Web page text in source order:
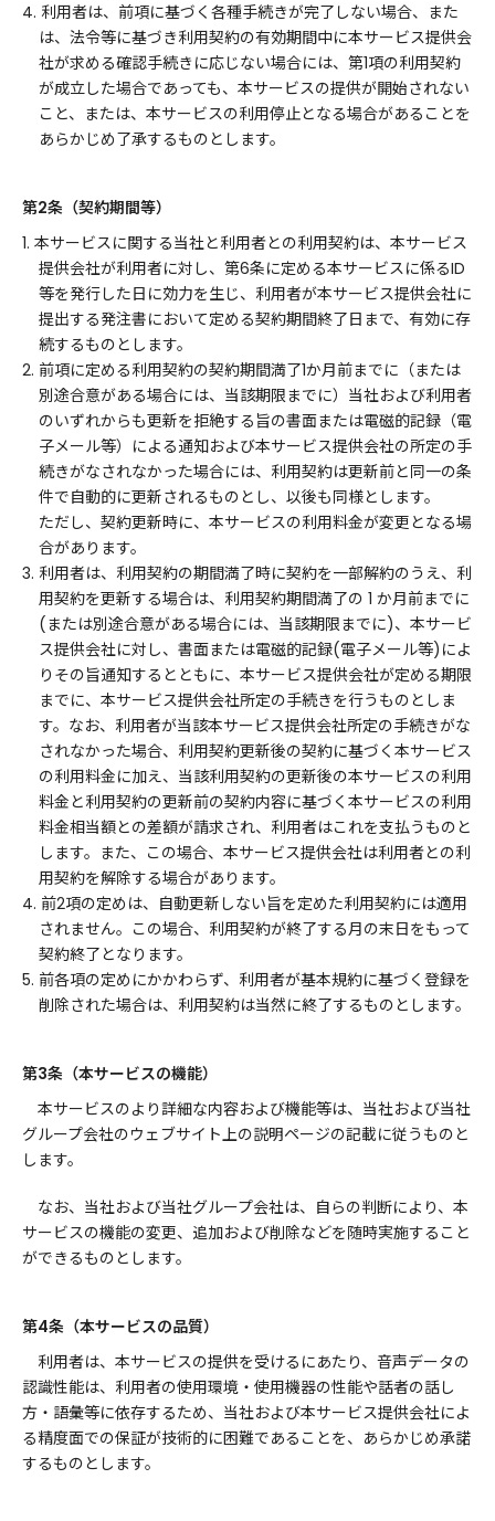
4. 利用者は、前項に基づく各種手続きが完了しない場合、また
は、法令等に基づき利用契約の有効期間中に本サービス提供会
社が求める確認手続きに応じない場合には、第1項の利用契約
が成立した場合であっても、本サービスの提供が開始されない
こと、または、本サービスの利用停止となる場合があることを
あらかじめ了承するものとします。
第2条（契約期間等）
1. 本サービスに関する当社と利用者との利用契約は、本サービス
提供会社が利用者に対し、第6条に定める本サービスに係るID
等を発行した日に効力を生じ、利用者が本サービス提供会社に
提出する発注書において定める契約期間終了日まで、有効に存
続するものとします。
2. 前項に定める利用契約の契約期間満了1か月前までに（または
別途合意がある場合には、当該期限までに）当社および利用者
のいずれからも更新を拒絶する旨の書面または電磁的記録（電
子メール等）による通知および本サービス提供会社の所定の手
続きがなされなかった場合には、利用契約は更新前と同一の条
件で自動的に更新されるものとし、以後も同様とします。
ただし、契約更新時に、本サービスの利用料金が変更となる場
合があります。
3. 利用者は、利用契約の期間満了時に契約を一部解約のうえ、利
用契約を更新する場合は、利用契約期間満了の 1 か月前までに
(または別途合意がある場合には、当該期限までに)、本サービ
ス提供会社に対し、書面または電磁的記録(電子メール等)によ
りその旨通知するとともに、本サービス提供会社が定める期限
までに、本サービス提供会社所定の手続きを行うものとしま
す。なお、利用者が当該本サービス提供会社所定の手続きがな
されなかった場合、利用契約更新後の契約に基づく本サービス
の利用料金に加え、当該利用契約の更新後の本サービスの利用
料金と利用契約の更新前の契約内容に基づく本サービスの利用
料金相当額との差額が請求され、利用者はこれを支払うものと
します。また、この場合、本サービス提供会社は利用者との利
用契約を解除する場合があります。
4. 前2項の定めは、自動更新しない旨を定めた利用契約には適用
されません。この場合、利用契約が終了する月の末日をもって
契約終了となります。
5. 前各項の定めにかかわらず、利用者が基本規約に基づく登録を
削除された場合は、利用契約は当然に終了するものとします。
第3条（本サービスの機能）
本サービスのより詳細な内容および機能等は、当社および当社
グループ会社のウェブサイト上の説明ページの記載に従うものと
します。
なお、当社および当社グループ会社は、自らの判断により、本
サービスの機能の変更、追加および削除などを随時実施すること
ができるものとします。
第4条（本サービスの品質）
利用者は、本サービスの提供を受けるにあたり、音声データの
認識性能は、利用者の使用環境・使用機器の性能や話者の話し
方・語彙等に依存するため、当社および本サービス提供会社によ
る精度面での保証が技術的に困難であることを、あらかじめ承諾
するものとします。